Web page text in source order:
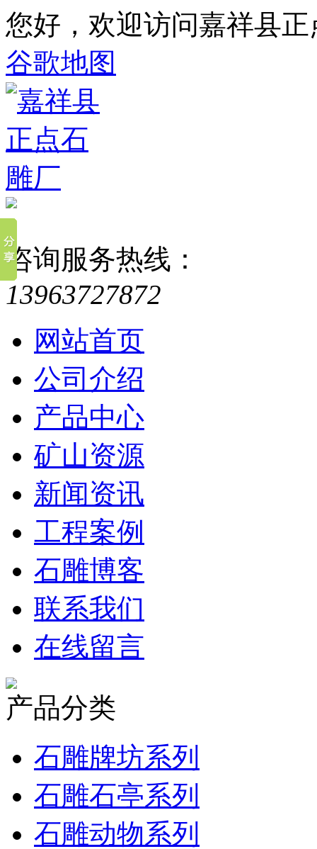
您好，欢迎访问嘉祥县
谷歌地图
咨询服务热线：
13963727872
网站首页
公司介绍
产品中心
矿山资源
新闻资讯
工程案例
石雕博客
联系我们
在线留言
产品分类
石雕牌坊系列
石雕石亭系列
石雕动物系列